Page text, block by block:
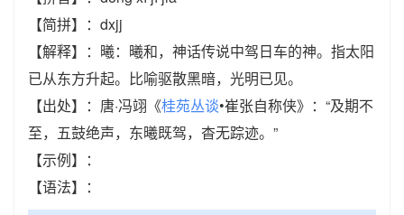
【简拼】：dxjj
【解释】：曦：曦和，神话传说中驾日车的神。指太阳
已从东方升起。比喻驱散黑暗，光明已见。
【出处】：唐·冯翊《桂苑丛谈•崔张自称侠》：“及期不
至，五鼓绝声，东曦既驾，杳无踪迹。”
【示例】：
【语法】：